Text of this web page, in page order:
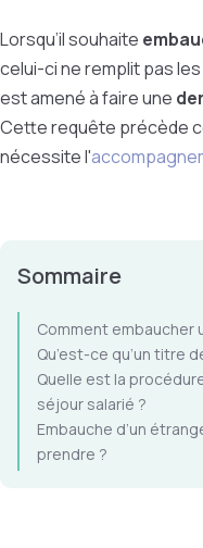
Lorsqu’il souhaite
celui-ci ne remplit pas
est amené à faire une
Cette requête précède
nécessite l'
Sommaire
Comment embaucher
Qu’est-ce qu’un titre
Quelle est la
séjour salarié ?
Embauche d’un
prendre ?